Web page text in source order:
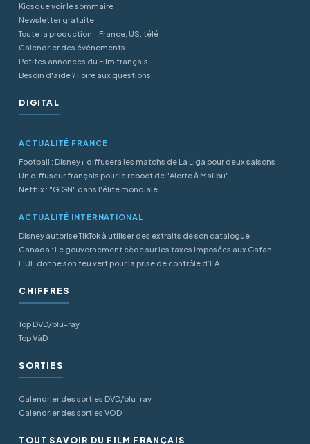
Kiosque voir le sommaire
Newsletter gratuite
Toute la production - France, US, télé
Calendrier des événements
Petites annonces du Film français
Besoin d'aide ? Foire aux questions
DIGITAL
ACTUALITÉ FRANCE
Football : Disney+ diffusera les matchs de La Liga pour deux saisons
Un diffuseur français pour le reboot de "Alerte à Malibu"
Netflix : "GIGN" dans l'élite mondiale
ACTUALITÉ INTERNATIONAL
Disney autorise TikTok à utiliser des extraits de son catalogue
Canada : Le gouvernement cède sur les taxes imposées aux Gafan
L’UE donne son feu vert pour la prise de contrôle d’EA
CHIFFRES
Top DVD/blu-ray
Top VàD
SORTIES
Calendrier des sorties DVD/blu-ray
Calendrier des sorties VOD
TOUT SAVOIR DU FILM FRANÇAIS